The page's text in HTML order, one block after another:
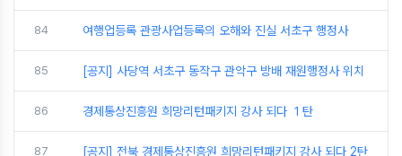
84 여행업등록 관광사업등록의 오해와 진실 서초구 행정사
85 [공지] 사당역 서초구 동작구 관악구 방배 재원행정사 위치
86 경제통상진흥원 희망리턴패키지 강사 되다 １탄
87 [공지] 전북 경제통상진흥원 희망리턴패키지 강사 되다 2탄